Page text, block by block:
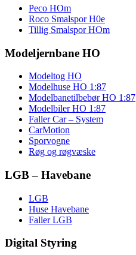
Peco HOm
Roco Smalspor H0e
Tillig Smalspor HOm
Modeljernbane HO
Modeltog HO
Modelhuse HO 1:87
Modelbanetilbebør HO 1:87
Modelbiler HO 1:87
Faller Car – System
CarMotion
Sporvogne
Røg og røgvæske
LGB – Havebane
LGB
Huse Havebane
Faller LGB
Digital Styring